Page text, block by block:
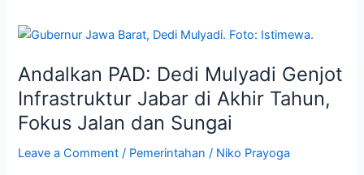
Andalkan PAD: Dedi Mulyadi Genjot
Infrastruktur Jabar di Akhir Tahun,
Fokus Jalan dan Sungai
Leave a Comment / Pemerintahan / Niko Prayoga
Andalkan
Dedi
Mulyadi
Genjot
Infrastruktur
Jabar